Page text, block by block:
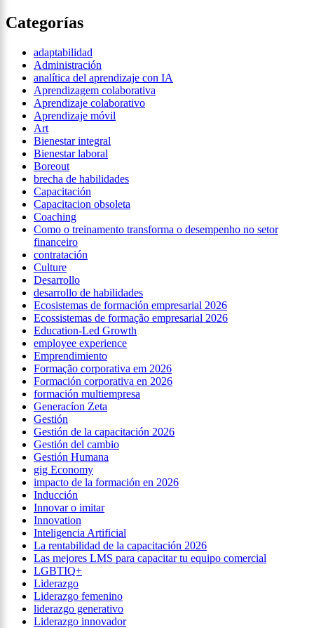
Categorías
adaptabilidad
Administración
analítica del aprendizaje con IA
Aprendizagem colaborativa
Aprendizaje colaborativo
Aprendizaje móvil
Art
Bienestar integral
Bienestar laboral
Boreout
brecha de habilidades
Capacitación
Capacitacion obsoleta
Coaching
Como o treinamento transforma o desempenho no setor
financeiro
contratación
Culture
Desarrollo
desarrollo de habilidades
Ecosistemas de formación empresarial 2026
Ecossistemas de formação empresarial 2026
Education-Led Growth
employee experience
Emprendimiento
Formação corporativa em 2026
Formación corporativa en 2026
formación multiempresa
Generacíon Zeta
Gestión
Gestión de la capacitación 2026
Gestión del cambio
Gestión Humana
gig Economy
impacto de la formación en 2026
Inducción
Innovar o imitar
Innovation
Inteligencia Artificial
La rentabilidad de la capacitación 2026
Las mejores LMS para capacitar tu equipo comercial
LGBTIQ+
Liderazgo
Liderazgo femenino
liderazgo generativo
Liderazgo innovador